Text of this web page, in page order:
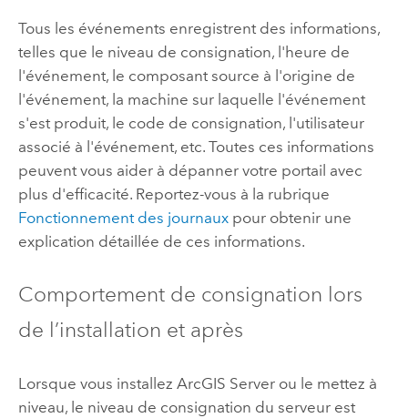
Tous les événements enregistrent des informations,
telles que le niveau de consignation, l'heure de
l'événement, le composant source à l'origine de
l'événement, la machine sur laquelle l'événement
s'est produit, le code de consignation, l'utilisateur
associé à l'événement, etc. Toutes ces informations
peuvent vous aider à dépanner votre portail avec
plus d'efficacité. Reportez-vous à la rubrique
Fonctionnement des journauxpour obtenir une
explication détaillée de ces informations.
Comportement de consignation lors
de l’installation et après
Lorsque vous installez ArcGIS Serverou le mettez à
niveau, le niveau de consignation du serveur est